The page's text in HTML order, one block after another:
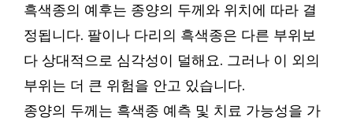
흑색종의 예후는 종양의 두께와 위치에 따라 결
정됩니다. 팔이나 다리의 흑색종은 다른 부위보
다 상대적으로 심각성이 덜해요. 그러나 이 외의
부위는 더 큰 위험을 안고 있습니다.
종양의 두께는 흑색종 예측 및 치료 가능성을 가